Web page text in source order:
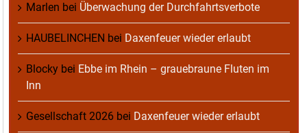
Marlen bei Überwachung der Durchfahrtsverbote
HAUBELINCHEN bei Daxenfeuer wieder erlaubt
Blocky bei Ebbe im Rhein – grauebraune Fluten im
Inn
Gesellschaft 2026 bei Daxenfeuer wieder erlaubt